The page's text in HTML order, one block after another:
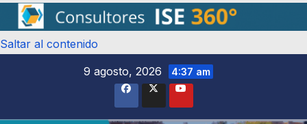
Saltar al contenido
9 agosto, 2026
4:37 am